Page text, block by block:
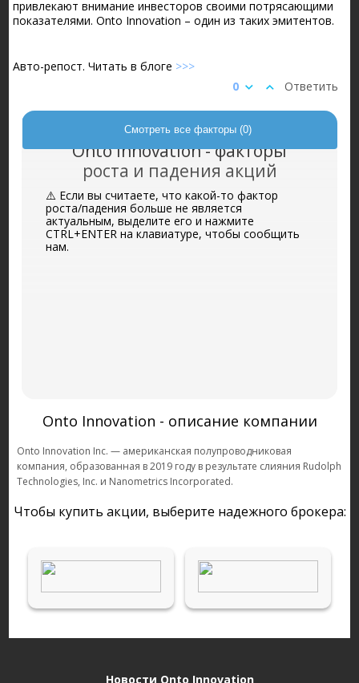
привлекают внимание инвесторов своими потрясающими
показателями. Onto Innovation – один из таких эмитентов.
Авто-репост. Читать в блоге >>>
Ответить
0
Onto Innovation - факторы
роста и падения акций
Смотреть все факторы (0)
⚠️ Если вы считаете, что какой-то фактор
роста/падения больше не является
актуальным, выделите его и нажмите
CTRL+ENTER на клавиатуре, чтобы сообщить
нам.
Onto Innovation - описание компании
Onto Innovation Inc. — американская полупроводниковая
компания, образованная в 2019 году в результате слияния Rudolph
Technologies, Inc. и Nanometrics Incorporated.
Чтобы купить акции, выберите надежного брокера:
Новости Onto Innovation